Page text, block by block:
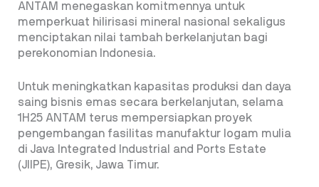
ANTAM menegaskan komitmennya untuk
memperkuat hilirisasi mineral nasional sekaligus
menciptakan nilai tambah berkelanjutan bagi
perekonomian Indonesia.
Untuk meningkatkan kapasitas produksi dan daya
saing bisnis emas secara berkelanjutan, selama
1H25 ANTAM terus mempersiapkan proyek
pengembangan fasilitas manufaktur logam mulia
di Java Integrated Industrial and Ports Estate
(JIIPE), Gresik, Jawa Timur.